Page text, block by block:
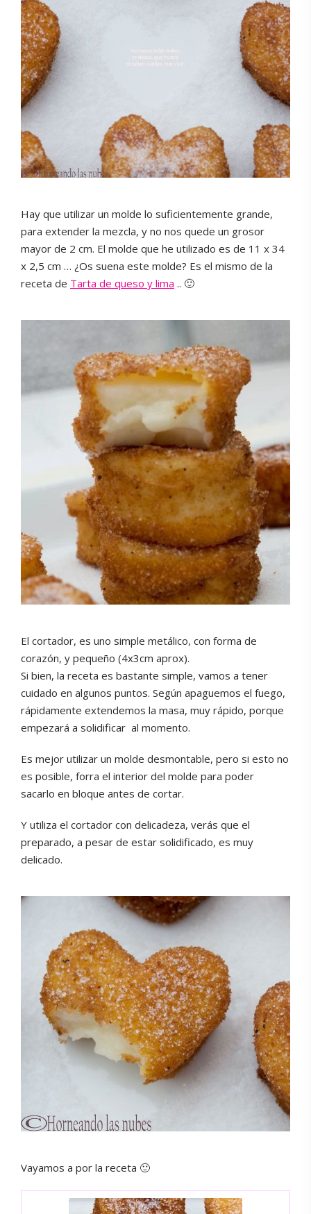
Hay que utilizar un molde lo suficientemente grande,
para extender la mezcla, y no nos quede un grosor
mayor de 2 cm. El molde que he utilizado es de 11 x 34
x 2,5 cm … ¿Os suena este molde? Es el mismo de la
receta de Tarta de queso y lima .. 🙂
El cortador, es uno simple metálico, con forma de
corazón, y pequeño (4x3cm aprox).
Si bien, la receta es bastante simple, vamos a tener
cuidado en algunos puntos. Según apaguemos el fuego,
rápidamente extendemos la masa, muy rápido, porque
empezará a solidificar al momento.
Es mejor utilizar un molde desmontable, pero si esto no
es posible, forra el interior del molde para poder
sacarlo en bloque antes de cortar.
Y utiliza el cortador con delicadeza, verás que el
preparado, a pesar de estar solidificado, es muy
delicado.
Vayamos a por la receta 🙂